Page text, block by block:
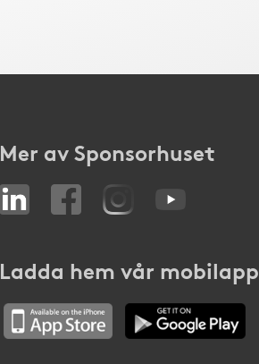
Mer av Sponsorhuset
Ladda hem vår mobilapp